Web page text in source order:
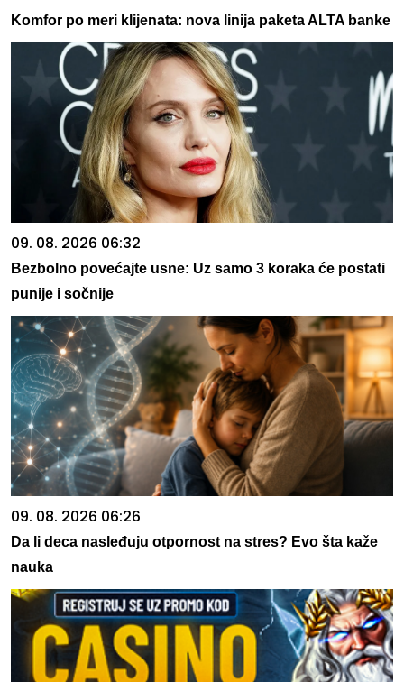
Komfor po meri klijenata: nova linija paketa ALTA banke
09. 08. 2026 06:32
Bezbolno povećajte usne: Uz samo 3 koraka će postati
punije i sočnije
09. 08. 2026 06:26
Da li deca nasleđuju otpornost na stres? Evo šta kaže
nauka